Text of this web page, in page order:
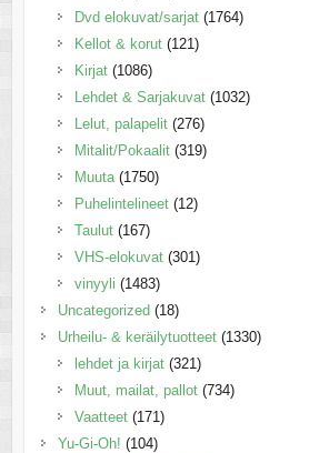
Dvd elokuvat/sarjat (1764)
Kellot & korut (121)
Kirjat (1086)
Lehdet & Sarjakuvat (1032)
Lelut, palapelit (276)
Mitalit/Pokaalit (319)
Muuta (1750)
Puhelintelineet (12)
Taulut (167)
VHS-elokuvat (301)
vinyyli (1483)
Uncategorized (18)
Urheilu- & keräilytuotteet (1330)
lehdet ja kirjat (321)
Muut, mailat, pallot (734)
Vaatteet (171)
Yu-Gi-Oh! (104)